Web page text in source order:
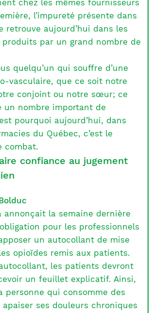
chez les mêmes fournisseurs
l’impureté présente dans
retrouve aujourd’hui dans les
par un grand nombre de
quelqu’un qui souffre d’une
vasculaire, que ce soit notre
conjoint ou notre sœur; ce
un nombre important de
pourquoi aujourd’hui, dans
du Québec, c’est le
combat.
confiance au jugement
annonçait la semaine dernière
pour les professionnels
un autocollant de mise
opioïdes remis aux patients.
les patients devront
un feuillet explicatif. Ainsi,
personne qui consomme des
ses douleurs chroniques